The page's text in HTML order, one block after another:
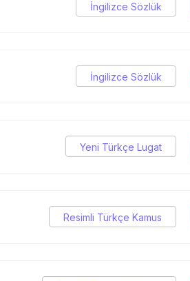
İngilizce Sözlük
İngilizce Sözlük
Yeni Türkçe Lugat
Resimli Türkçe Kamus